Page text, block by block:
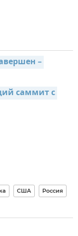
–
саммит с
США Россия